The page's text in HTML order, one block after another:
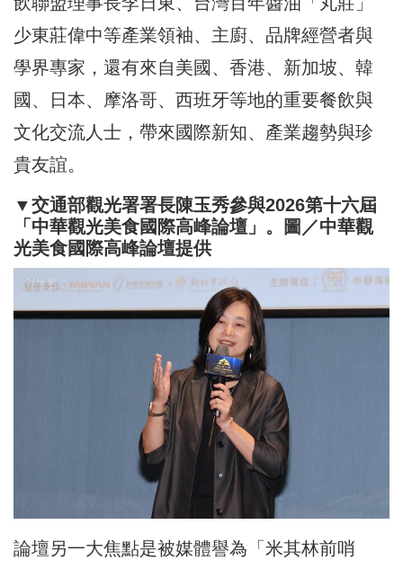
少東莊偉中等產業領袖、主廚、品牌經營者與
學界專家，還有來自美國、香港、新加坡、韓
國、日本、摩洛哥、西班牙等地的重要餐飲與
文化交流人士，帶來國際新知、產業趨勢與珍
貴友誼。
▼交通部觀光署署長陳玉秀參與2026第十六屆
「中華觀光美食國際高峰論壇」。圖／中華觀
光美食國際高峰論壇提供
論壇另一大焦點是被媒體譽為「米其林前哨